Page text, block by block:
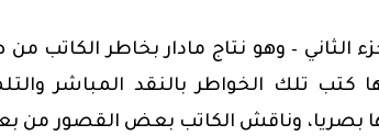
– وهو نتاج مادار بخاطر الكاتب من
كتب تلك الخواطر بالنقد المباشر
بصريا، وناقش الكاتب بعض القصور من